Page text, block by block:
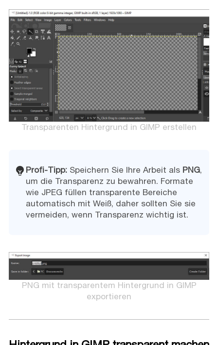
Transparenten Hintergrund in GIMP erstellen
Profi-Tipp:Speichern Sie Ihre Arbeit als PNG,
um die Transparenz zu bewahren. Formate
wie JPEG füllen transparente Bereiche
automatisch mit Weiß, daher sollten Sie sie
vermeiden, wenn Transparenz wichtig ist.
PNG mit transparentem Hintergrund in GIMP
exportieren